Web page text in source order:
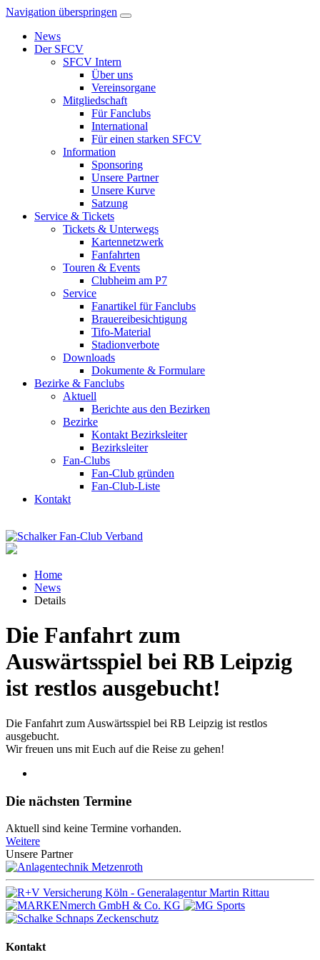
Navigation überspringen
News
Der SFCV
SFCV Intern
Über uns
Vereinsorgane
Mitgliedschaft
Für Fanclubs
International
Für einen starken SFCV
Information
Sponsoring
Unsere Partner
Unsere Kurve
Satzung
Service & Tickets
Tickets & Unterwegs
Kartennetzwerk
Fanfahrten
Touren & Events
Clubheim am P7
Service
Fanartikel für Fanclubs
Brauereibesichtigung
Tifo-Material
Stadionverbote
Downloads
Dokumente & Formulare
Bezirke & Fanclubs
Aktuell
Berichte aus den Bezirken
Bezirke
Kontakt Bezirksleiter
Bezirksleiter
Fan-Clubs
Fan-Club gründen
Fan-Club-Liste
Kontakt
Home
News
Details
Die Fanfahrt zum
Auswärtsspiel bei RB Leipzig
ist restlos ausgebucht!
Die Fanfahrt zum Auswärtsspiel bei RB Leipzig ist restlos
ausgebucht.
Wir freuen uns mit Euch auf die Reise zu gehen!
Die nächsten Termine
Aktuell sind keine Termine vorhanden.
Weitere
Unsere Partner
Kontakt